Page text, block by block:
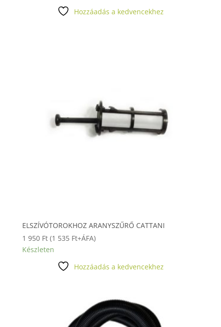
Hozzáadás a kedvencekhez
ELSZÍVÓTOROKHOZ ARANYSZŰRŐ CATTANI
1 950 Ft (1 535 Ft+ÁFA)
Készleten
Hozzáadás a kedvencekhez